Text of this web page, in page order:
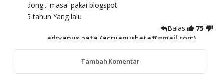
dong... masa' pakai blogspot
5 tahun Yang lalu
Balas
75
adryanus bata (adryanusbata@gmail.com)
TKS atas saran dan masukannya, akan kami
tindaklanjutiTambah Komentar